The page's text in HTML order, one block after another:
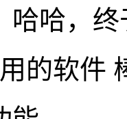
哈哈，
的软件